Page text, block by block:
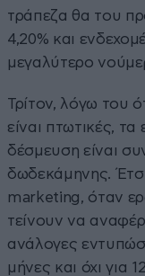
τράπεζα θα του
4,20% και
μεγαλύτερο
Τρίτον, λόγω του
είναι πτωτικές, τα
δέσμευση είναι
δωδεκάμηνης.
marketing, όταν
τείνουν να
ανάλογες
μήνες και όχι για